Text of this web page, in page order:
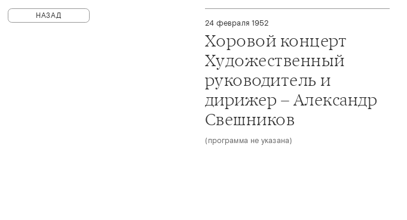
24 февраля 1952
Хоровой концерт
Художественный
руководитель и
дирижер – Александр
Свешников
(программа не указана)
НАЗАД